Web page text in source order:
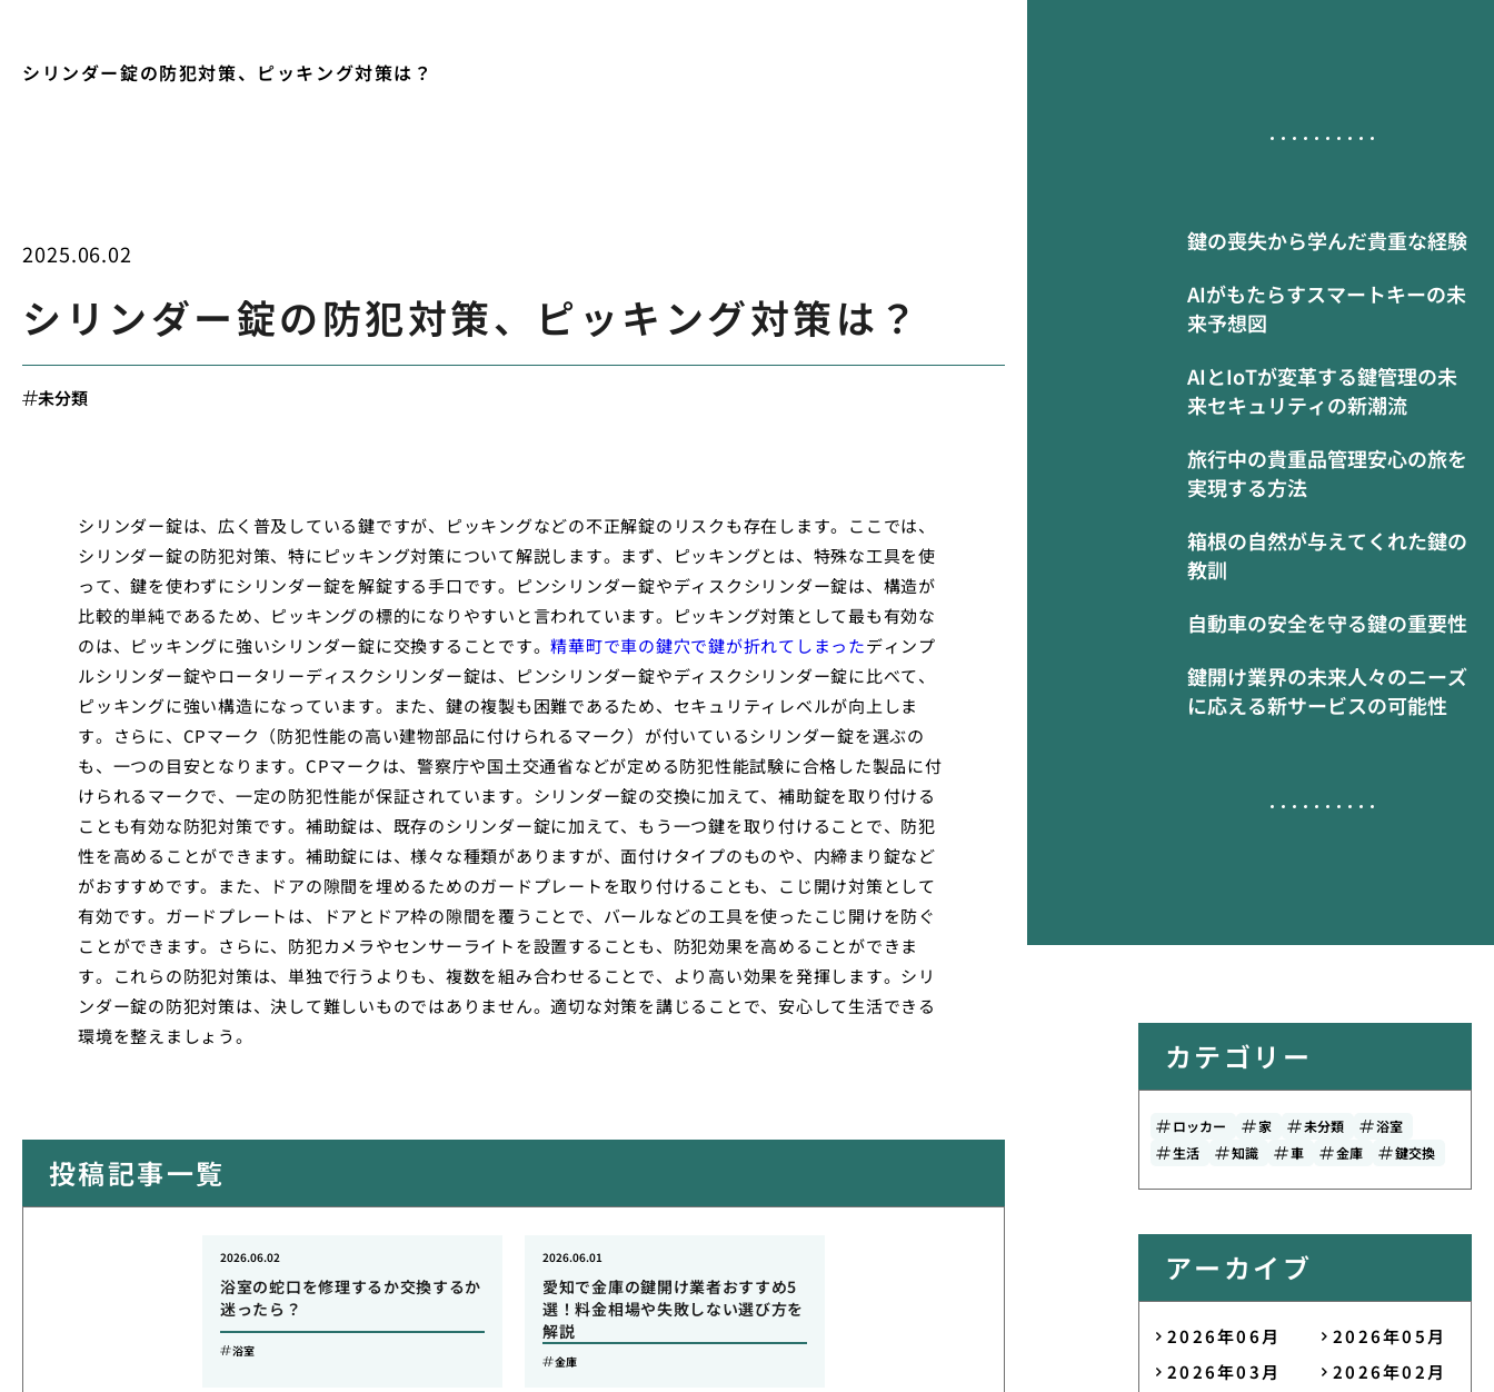
シリンダー錠の防犯対策、ピッキング対策は？
鍵の喪失から学んだ貴重な経験
AIがもたらすスマートキーの未
来予想図
AIとIoTが変革する鍵管理の未
来セキュリティの新潮流
旅行中の貴重品管理安心の旅を
実現する方法
箱根の自然が与えてくれた鍵の
教訓
自動車の安全を守る鍵の重要性
鍵開け業界の未来人々のニーズ
に応える新サービスの可能性
2025.06.02
シリンダー錠の防犯対策、ピッキング対策は？
未分類
シリンダー錠は、広く普及している鍵ですが、ピッキングなどの不正解錠のリスクも存在します。ここでは、
シリンダー錠の防犯対策、特にピッキング対策について解説します。まず、ピッキングとは、特殊な工具を使
って、鍵を使わずにシリンダー錠を解錠する手口です。ピンシリンダー錠やディスクシリンダー錠は、構造が
比較的単純であるため、ピッキングの標的になりやすいと言われています。ピッキング対策として最も有効な
のは、ピッキングに強いシリンダー錠に交換することです。精華町で車の鍵穴で鍵が折れてしまったディンプ
ルシリンダー錠やロータリーディスクシリンダー錠は、ピンシリンダー錠やディスクシリンダー錠に比べて、
ピッキングに強い構造になっています。また、鍵の複製も困難であるため、セキュリティレベルが向上しま
す。さらに、CPマーク（防犯性能の高い建物部品に付けられるマーク）が付いているシリンダー錠を選ぶの
も、一つの目安となります。CPマークは、警察庁や国土交通省などが定める防犯性能試験に合格した製品に付
けられるマークで、一定の防犯性能が保証されています。シリンダー錠の交換に加えて、補助錠を取り付ける
ことも有効な防犯対策です。補助錠は、既存のシリンダー錠に加えて、もう一つ鍵を取り付けることで、防犯
性を高めることができます。補助錠には、様々な種類がありますが、面付けタイプのものや、内締まり錠など
がおすすめです。また、ドアの隙間を埋めるためのガードプレートを取り付けることも、こじ開け対策として
有効です。ガードプレートは、ドアとドア枠の隙間を覆うことで、バールなどの工具を使ったこじ開けを防ぐ
ことができます。さらに、防犯カメラやセンサーライトを設置することも、防犯効果を高めることができま
す。これらの防犯対策は、単独で行うよりも、複数を組み合わせることで、より高い効果を発揮します。シリ
ンダー錠の防犯対策は、決して難しいものではありません。適切な対策を講じることで、安心して生活できる
環境を整えましょう。
投稿記事一覧
浴室の蛇口を修理するか交換するか
迷ったら？
2026.06.02
浴室
愛知で金庫の鍵開け業者おすすめ5
選！料金相場や失敗しない選び方を
解説
2026.06.01
金庫
カテゴリー
ロッカー 家 未分類
浴室
生活
知識 車 金庫 鍵交換
アーカイブ
2026年06月
2026年05月
2026年03月
2026年02月